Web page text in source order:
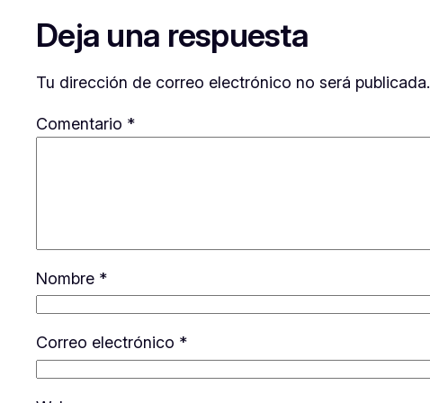
Deja una respuesta
Tu dirección de correo electrónico no será publicada.
Comentario *
Nombre *
Correo electrónico *